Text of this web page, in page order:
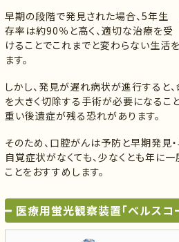
早期の段階で発見された場合、5年生
存率は約90％と高く、適切な治療を受
けることでこれまでと変わらない生活
ます。
しかし、発見が遅れ病状が進行すると
を大きく切除する手術が必要になるこ
重い後遺症が残る恐れがあります。
そのため、口腔がんは予防と早期発見
自覚症状がなくても、少なくとも年に
ことをおすすめします。
医療用蛍光観察装置「ベルスコ